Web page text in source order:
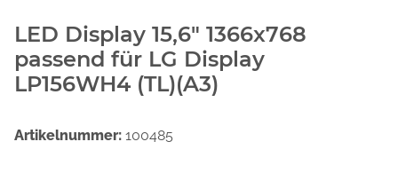
LED Display 15,6" 1366x768
passend für LG Display
LP156WH4 (TL)(A3)
Artikelnummer: 100485